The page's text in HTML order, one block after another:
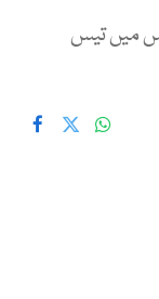
میں تیس